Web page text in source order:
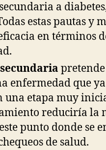
a
estas pautas y
en términos
enfermedad que
una etapa muy
reduciría
punto donde se
de salud.